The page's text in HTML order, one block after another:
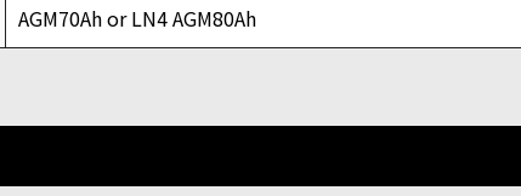
AGM70Ah or LN4 AGM80Ah